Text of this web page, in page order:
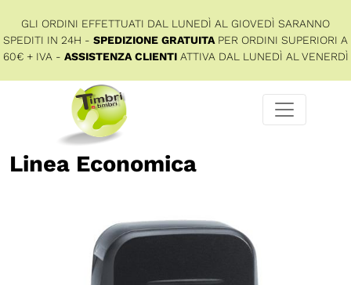
GLI ORDINI EFFETTUATI DAL LUNEDÌ AL GIOVEDÌ SARANNO
SPEDITI IN 24H - SPEDIZIONE GRATUITA PER ORDINI SUPERIORI A
60€ + IVA - ASSISTENZA CLIENTIATTIVA DAL LUNEDÌ AL VENERDÌ
Linea Economica